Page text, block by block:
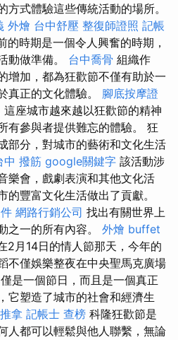
式體驗這些傳統活動的場所。
外燴 台中舒壓 整復師證照 記帳
的時期是一個令人興奮的時期，
動做準備。 台中喬骨 組織作
增加，都為狂歡節不僅有助於一
真正的文化體驗。 腳底按摩證
座城市越來越以狂歡節的精神
有參與者提供難忘的體驗。 狂
部分，對城市的藝術和文化生活
中 撥筋 google關鍵字 該活動涉
樂會，戲劇表演和其他文化活
豐富文化生活做出了貢獻。
網路行銷公司 找出有關世界上
之一的所有內容。 外燴 buffet
2月14日的情人節那天，今年的
不僅娛樂整夜在中央聖馬克廣場
是一個節日，而且是一個真正
它塑造了城市的社會和經濟生
推拿 記帳士 查榜 科隆狂歡節是
人都可以輕鬆與他人聯繫，無論